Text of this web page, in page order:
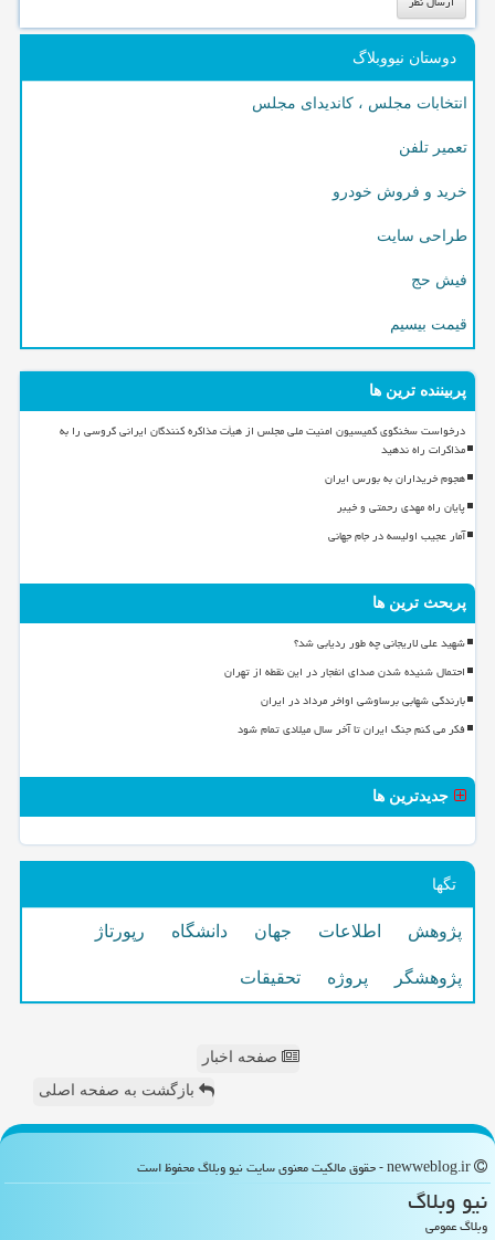
دوستان نیووبلاگ
انتخابات مجلس ، کاندیدای مجلس
تعمیر تلفن
خرید و فروش خودرو
طراحی سایت
فیش حج
قیمت بیسیم
پربیننده ترین ها
درخواست سخنگوی کمیسیون امنیت ملی مجلس از هیأت مذاکره کنندگان ایرانی گروسی را به
مذاکرات راه ندهید
هجوم خریداران به بورس ایران
پایان راه مهدی رحمتی و خیبر
آمار عجیب اولیسه در جام جهانی
پربحث ترین ها
شهید علی لاریجانی چه طور ردیابی شد؟
احتمال شنیده شدن صدای انفجار در این نقطه از تهران
بارندگی شهابی برساوشی اواخر مرداد در ایران
فکر می کنم جنگ ایران تا آخر سال میلادی تمام شود
جدیدترین ها
تگها
پژوهش اطلاعات جهان دانشگاه رپورتاژ
پژوهشگر پروژه تحقیقات
صفحه اخبار
بازگشت به صفحه اصلی
نیو وبلاگ
وبلاگ عمومی